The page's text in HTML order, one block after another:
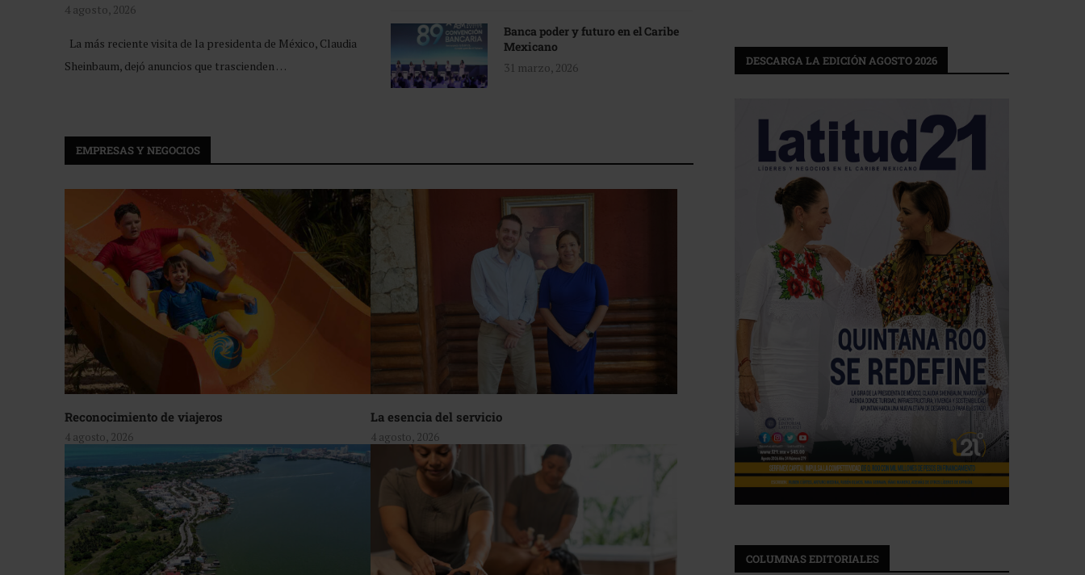
4 agosto, 2026
La más reciente visita de la presidenta de México, Claudia
Sheinbaum, dejó anuncios que trascienden …
Banca poder y futuro en el Caribe
Mexicano
31 marzo, 2026
EMPRESAS Y NEGOCIOS
Reconocimiento de viajeros
4 agosto, 2026
La esencia del servicio
4 agosto, 2026
DESCARGA LA EDICIÓN AGOSTO 2026
COLUMNAS EDITORIALES